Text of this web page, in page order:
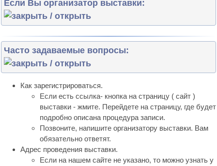
Если Вы организатор выставки:
Часто задаваемые вопросы:
Как зарегистрироваться.
Если есть ссылка- кнопка на страницу ( сайт )
выставки - жмите. Перейдете на страницу, где будет
подробно описана процедура записи.
Позвоните, напишите организатору выставки. Вам
обязательно ответят.
Адрес проведения выставки.
Если на нашем сайте не указано, то можно узнать у